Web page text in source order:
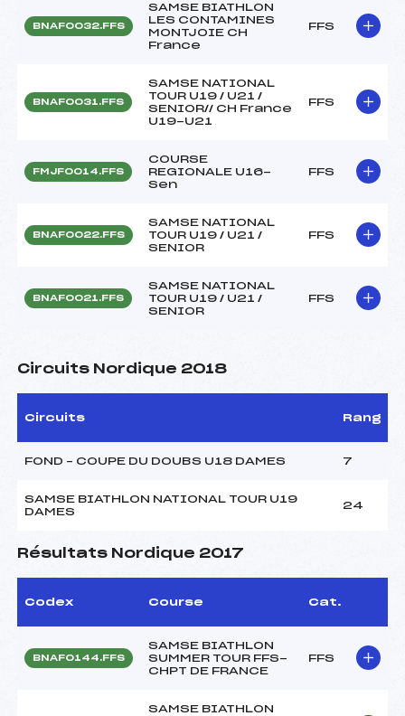
BNAF0032.FFS
SAMSE BIATHLON
LES CONTAMINES
MONTJOIE CH
France
FFS
BNAF0031.FFS
SAMSE NATIONAL
TOUR U19 / U21 /
SENIOR// CH France
U19-U21
FFS
FMJF0014.FFS
COURSE
REGIONALE U16-
Sen
FFS
BNAF0022.FFS
SAMSE NATIONAL
TOUR U19 / U21 /
SENIOR
FFS
BNAF0021.FFS
SAMSE NATIONAL
TOUR U19 / U21 /
SENIOR
FFS
Circuits Nordique 2018
Circuits Rang
FOND – COUPE DU DOUBS U18 DAMES 7
SAMSE BIATHLON NATIONAL TOUR U19
DAMES
24
Résultats Nordique 2017
Codex Course Cat.
BNAF0144.FFS
SAMSE BIATHLON
SUMMER TOUR FFS-
CHPT DE FRANCE
FFS
SAMSE BIATHLON